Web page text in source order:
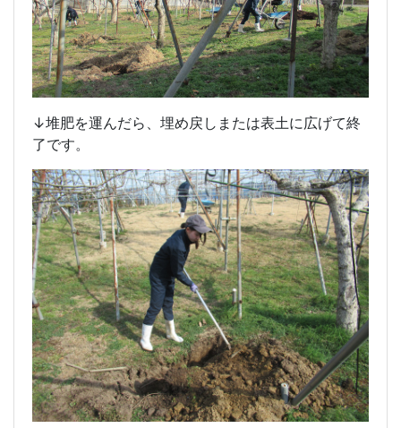
↓堆肥を運んだら、埋め戻しまたは表土に広げて終
了です。